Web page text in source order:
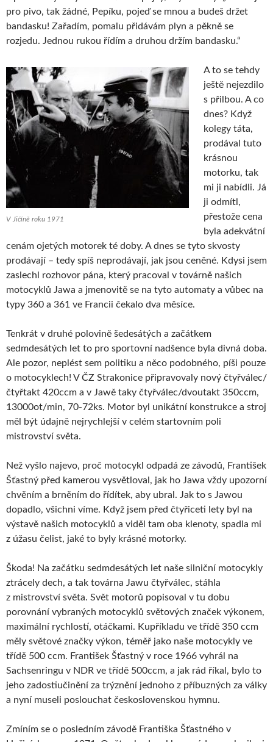
pro pivo, tak žádné, Pepíku, pojeď se mnou a budeš držet
bandasku! Zařadím, pomalu přidávám plyn a pěkně se
rozjedu. Jednou rukou řídím a druhou držím bandasku.“
V Jičíně roku 1971
A to se tehdy
ještě nejezdilo
s přilbou. A co
dnes? Když
kolegy táta,
prodával tuto
krásnou
motorku, tak
mi ji nabídli. Já
ji odmítl,
přestože cena
byla adekvátní
cenám ojetých motorek té doby. A dnes se tyto skvosty
prodávají – tedy spíš neprodávají, jak jsou ceněné. Kdysi jsem
zaslechl rozhovor pána, který pracoval v továrně našich
motocyklů Jawa a jmenovitě se na tyto automaty a vůbec na
typy 360 a 361 ve Francii čekalo dva měsíce.
Tenkrát v druhé polovině šedesátých a začátkem
sedmdesátých let to pro sportovní nadšence byla divná doba.
Ale pozor, neplést sem politiku a něco podobného, píši pouze
o motocyklech! V ČZ Strakonice připravovaly nový čtyřválec/
čtyřtakt 420ccm a v Jawě taky čtyřválec/dvoutakt 350ccm,
13000ot/min, 70-72ks. Motor byl unikátní konstrukce a stroj
měl být údajně nejrychlejší v celém startovním poli
mistrovství světa.
Než vyšlo najevo, proč motocykl odpadá ze závodů, František
Šťastný před kamerou vysvětloval, jak ho Jawa vždy upozorní
chvěním a brněním do řídítek, aby ubral. Jak to s Jawou
dopadlo, všichni víme. Když jsem před čtyřiceti lety byl na
výstavě našich motocyklů a viděl tam oba klenoty, spadla mi
z úžasu čelist, jaké to byly krásné motorky.
Škoda! Na začátku sedmdesátých let naše silniční motocykly
ztrácely dech, a tak továrna Jawu čtyřválec, stáhla
z mistrovství světa. Svět motorů popisoval v tu dobu
porovnání vybraných motocyklů světových značek výkonem,
maximální rychlostí, otáčkami. Kupříkladu ve třídě 350 ccm
měly světové značky výkon, téměř jako naše motocykly ve
třídě 500 ccm. František Šťastný v roce 1966 vyhrál na
Sachsenringu v NDR ve třídě 500ccm, a jak rád říkal, bylo to
jeho zadostiučinění za trýznění jednoho z příbuzných za války
a nyní museli poslouchat československou hymnu.
Zmíním se o posledním závodě Františka Šťastného v